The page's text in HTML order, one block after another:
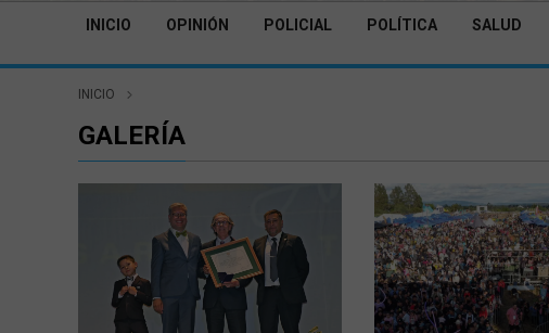
INICIO OPINIÓN POLICIAL POLÍTICA SALUD
INICIO
GALERÍA